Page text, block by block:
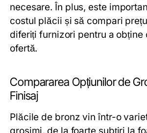
necesare. În plus, este
costul plăcii și să compari
diferiți furnizori pentru a obține
ofertă.
Compararea Opțiunilor de
Finisaj
Plăcile de bronz vin într-o